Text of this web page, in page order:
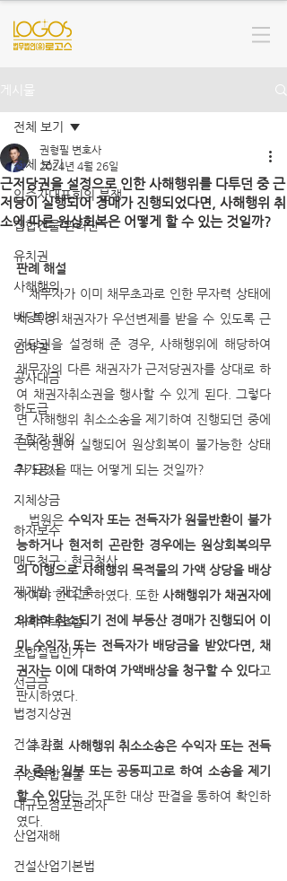
게시물
전체 보기
입주자대표회의 분쟁
집합건물 관리단
유치권
사해행위
배당이의
임차권
공사대금
하도급
조합장 해임
추가공사
지체상금
하자보수
매도청구 · 현금청산
재개발 · 재건축
지역주택조합
조합설립인가
선급금
법정지상권
건설 감정
주상복합건물
대규모점포관리자
산업재해
건설산업기본법
전체 보기
근저당권을 설정으로 인한 사해행위를 다투던 중 근
저당이 실행되어 경매가 진행되었다면, 사해행위 취
소에 따른 원상회복은 어떻게 할 수 있는 것일까?
권형필 변호사
2024년 4월 26일
판례 해설
   채무자가 이미 채무초과로 인한 무자력 상태에
서 특정 채권자가 우선변제를 받을 수 있도록 근
저당권을 설정해 준 경우, 사해행위에 해당하여
채무자의 다른 채권자가 근저당권자를 상대로 하
여 채권자취소권을 행사할 수 있게 된다. 그렇다
면 사해행위 취소소송을 제기하여 진행되던 중에
근저당권이 실행되어 원상회복이 불가능한 상태
가 되었을 때는 어떻게 되는 것일까?
   법원은
수익자 또는 전득자가 원물반환이 불가
능하거나 현저히 곤란한 경우에는 원상회복의무
의 이행으로 사해행위 목적물의 가액 상당을 배상
하여야 한다고 하였다. 또한 사해행위가 채권자에
의하여 취소되기 전에 부동산 경매가 진행되어 이
미 수익자 또는 전득자가 배당금을 받았다면, 채
권자는 이에 대하여 가액배상을 청구할 수 있다고
판시하였다.
   추가로
사해행위 취소소송은 수익자 또는 전득
자 중의 일부 또는 공동피고로 하여 소송을 제기
할 수 있다는 것 또한 대상 판결을 통하여 확인하
였다.